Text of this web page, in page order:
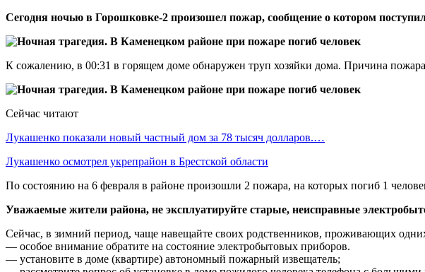
Сегодня ночью в Горошковке-2 произошел пожар, сообщение о котором
К сожалению, в 00:31 в горящем доме обнаружен труп хозяйки дома. Причина пожара
Сейчас читают
Лукашенко показали новый частный дом за 78 тысяч долларов.…
Лукашенко осмотрел укрепрайон в Брестской области
По состоянию на 6 февраля в районе произошли 2 пожара, на которых погиб 1
Уважаемые жители района, не эксплуатируйте старые, неисправные
Сейчас, в зимний период, чаще навещайте своих родственников, проживающих
— особое внимание обратите на состояние электробытовых приборов.
— установите в доме (квартире) автономный пожарный извещатель;